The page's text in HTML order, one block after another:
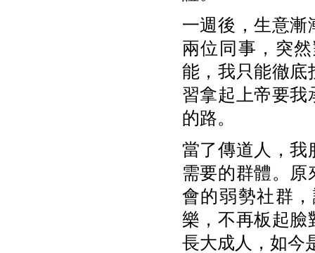
一週後，生意漸
兩位同事，突
能，我只能徹底
習拿起上帝要我
的路。
當了傳道人，我
需要的群體。原
會的弱勢社群
樂，不再板起臉
長大成人，如今